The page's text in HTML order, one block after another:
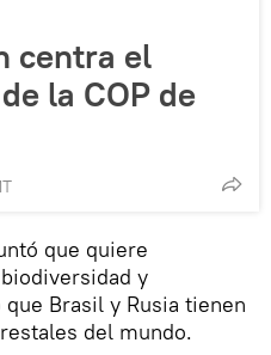
centra el
la COP de
que quiere
y
Brasil y Rusia tienen
del mundo.